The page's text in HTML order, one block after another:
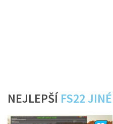
NEJLEPŠÍ FS22 JINÉ